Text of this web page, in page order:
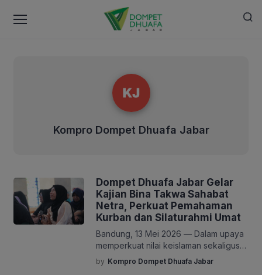
Kompro Dompet Dhuafa Jabar
Dompet Dhuafa Jabar Gelar
Kajian Bina Takwa Sahabat
Netra, Perkuat Pemahaman
Kurban dan Silaturahmi Umat
Bandung, 13 Mei 2026 — Dalam upaya
memperkuat nilai keislaman sekaligus
menghadirkan ruang belajar yang
inklusif, Dompet Dhuafa Jawa Barat
by Kompro Dompet Dhuafa Jabar